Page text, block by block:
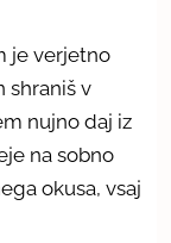
je verjetno
shraniš v
nujno daj iz
na sobno
okusa, vsaj